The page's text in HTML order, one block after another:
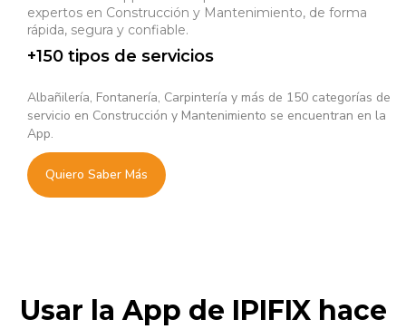
expertos en Construcción y Mantenimiento, de forma
rápida, segura y confiable.
+150 tipos de servicios
Albañilería, Fontanería, Carpintería y más de 150 categorías de
servicio en Construcción y Mantenimiento se encuentran en la
App.
Quiero Saber Más
Usar la App de IPIFIX hace